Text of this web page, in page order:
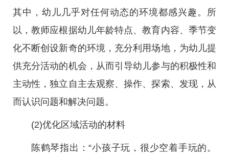
其中，幼儿几乎对任何动态的环境都感兴趣。所
以，教师应根据幼儿年龄特点、教育内容、季节变
化不断创设新奇的环境，充分利用场地，为幼儿提
供充分活动的机会，从而引导幼儿参与的积极性和
主动性，独立自主去观察、操作、探索、发现，从
而认识问题和解决问题。
(2)优化区域活动的材料
陈鹤琴指出：“小孩子玩，很少空着手玩的。